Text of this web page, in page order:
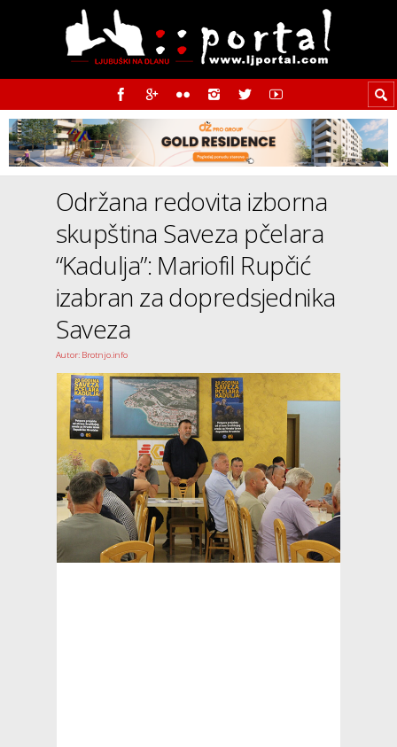
Održana redovita izborna
skupština Saveza pčelara
“Kadulja”: Mariofil Rupčić
izabran za dopredsjednika
Saveza
Autor: Brotnjo.info